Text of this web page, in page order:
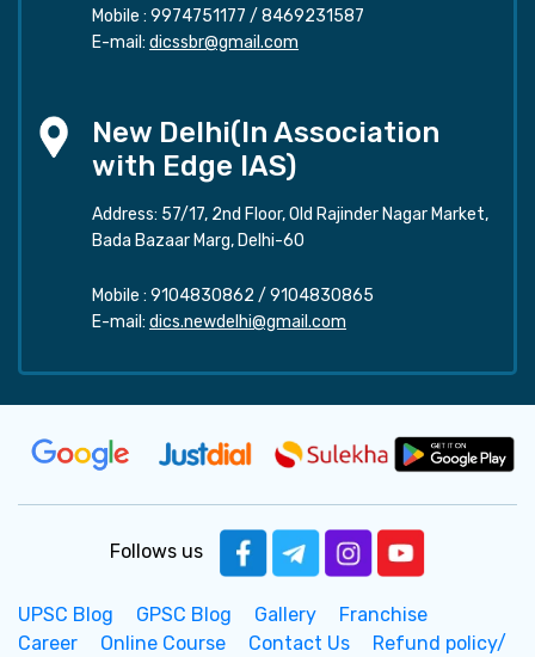
Mobile : 9974751177 / 8469231587
E-mail: dicssbr@gmail.com
New Delhi(In Association
with Edge IAS)
Address: 57/17, 2nd Floor, Old Rajinder Nagar Market,
Bada Bazaar Marg, Delhi-60
Mobile : 9104830862 / 9104830865
E-mail: dics.newdelhi@gmail.com
Follows us
UPSC Blog GPSC Blog Gallery
Franchise
Career
Online Course Contact Us Refund policy/